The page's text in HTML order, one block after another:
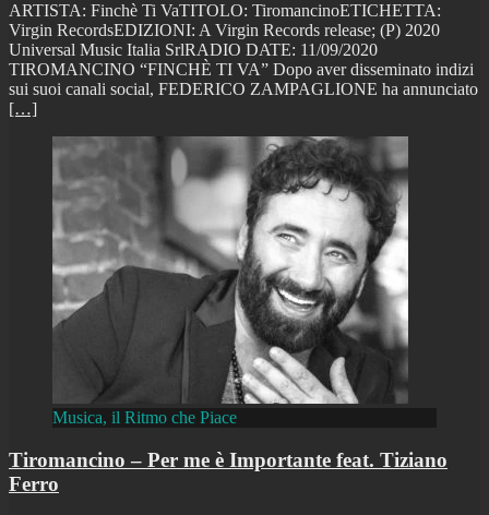
ARTISTA: Finchè Ti VaTITOLO: TiromancinoETICHETTA:
Virgin RecordsEDIZIONI: A Virgin Records release; (P) 2020
Universal Music Italia SrlRADIO DATE: 11/09/2020
TIROMANCINO “FINCHÈ TI VA” Dopo aver disseminato indizi
sui suoi canali social, FEDERICO ZAMPAGLIONE ha annunciato
[…]
Musica, il Ritmo che Piace
Tiromancino – Per me è Importante feat. Tiziano
Ferro